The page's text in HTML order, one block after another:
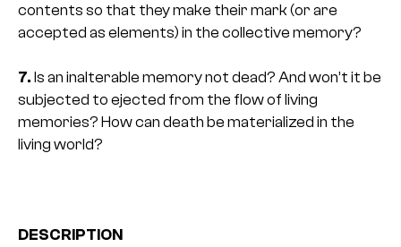
contents so that they make their mark (or are
accepted as elements) in the collective memory?
7. Is an inalterable memory not dead? And won’t it be
subjected to ejected from the flow of living
memories? How can death be materialized in the
living world?
DESCRIPTION